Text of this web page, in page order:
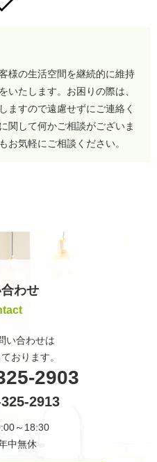
様の生活空間を継続的に維持
いたします。お困りの際は、
ますので遠慮せずにご連絡く
関して何かご相談がございま
お気軽にご相談ください。
わせ
い合わせは
おります。
2903
2913
～18:30
中無休